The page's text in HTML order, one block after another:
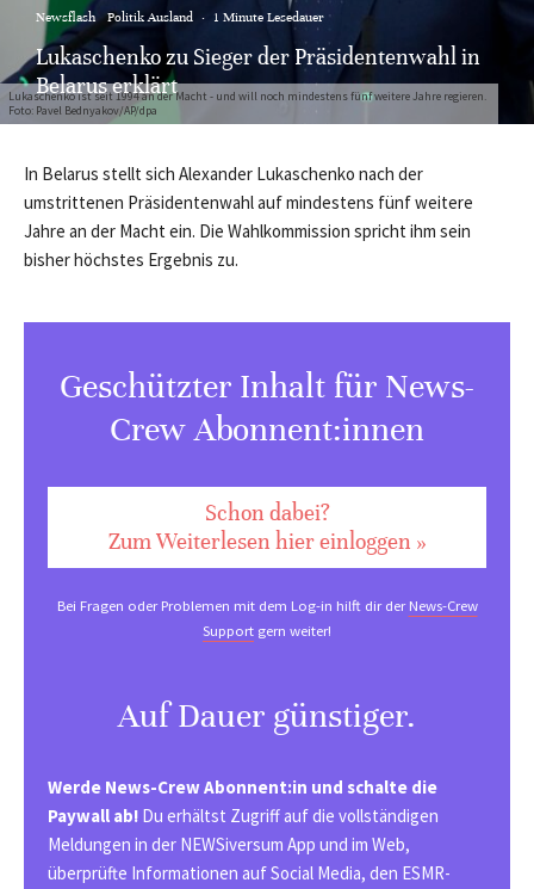
Lukaschenko ist seit 1994 an der Macht - und will noch mindestens fünf weitere Jahre regieren.
Foto: Pavel Bednyakov/AP/dpa
Newsflash Politik Ausland · 1 Minute Lesedauer
Lukaschenko zu Sieger der Präsidentenwahl in
Belarus erklärt
In Belarus stellt sich Alexander Lukaschenko nach der
umstrittenen Präsidentenwahl auf mindestens fünf weitere
Jahre an der Macht ein. Die Wahlkommission spricht ihm sein
bisher höchstes Ergebnis zu.
Geschützter Inhalt für News-
Crew Abonnent:innen
Schon dabei?
Zum Weiterlesen hier einloggen »
Bei Fragen oder Problemen mit dem Log-in hilft dir derNews-Crew
Support gern weiter!
Auf Dauer günstiger.
Werde News-Crew Abonnent:in und schalte die
Paywall ab! Du erhältst Zugriff auf die vollständigen
Meldungen in der NEWSiversum App und im Web,
überprüfte Informationen auf Social Media, den ESMR-